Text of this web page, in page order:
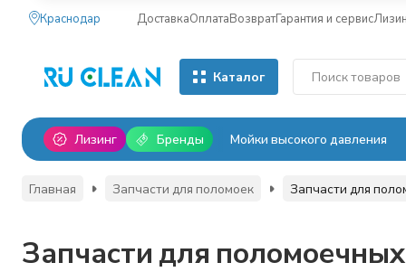
Краснодар ДоставкаОплатаВозвратГарантия и сервис
Каталог
Лизинг Бренды Мойки высокого давления
Главная Запчасти для поломоек Запчасти для
Запчасти для